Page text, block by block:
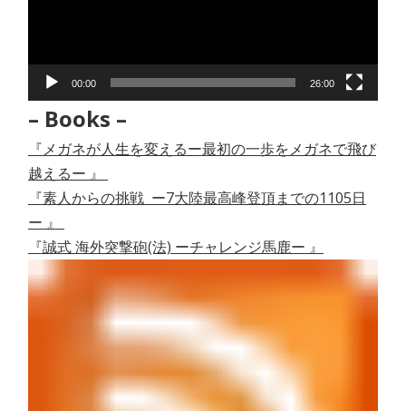
ー
00:00 26:00
– Books –
『メガネが人生を変えるー最初の一歩をメガネで飛び
越えるー 』
『素人からの挑戦 ー7大陸最高峰登頂までの1105日
ー 』
『誠式 海外突撃砲(法) ーチャレンジ馬鹿ー 』